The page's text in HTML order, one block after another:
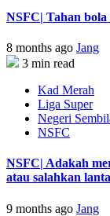
NSFC| Tahan
8 months ago Jang
3 min read
Kad Merah
Liga Super
Negeri
NSFC
NSFC| Adakah
atau salahkan
9 months ago Jang